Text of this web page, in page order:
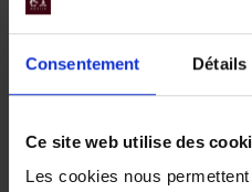
Consentement Détails
Ce site web utilise des
Les cookies nous